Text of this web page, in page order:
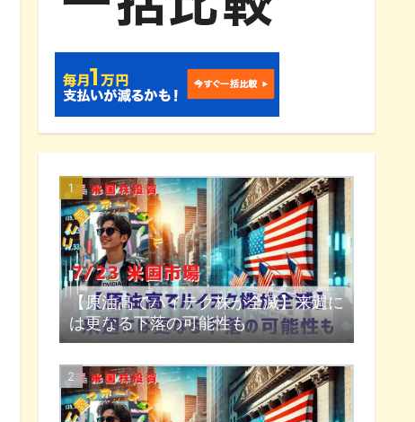
【原油高でハイテク株が全滅】来週に
は更なる下落の可能性も